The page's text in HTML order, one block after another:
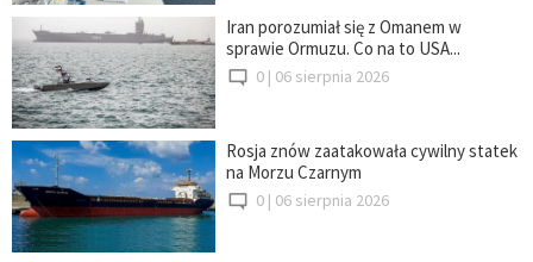
Iran porozumiał się z Omanem w
sprawie Ormuzu. Co na to USA...
0 | 06 sierpnia 2026
Rosja znów zaatakowała cywilny statek
na Morzu Czarnym
0 | 06 sierpnia 2026